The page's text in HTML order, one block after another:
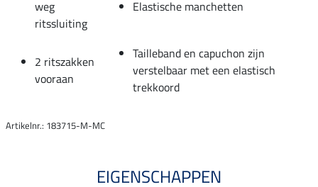
weg
ritssluiting
Elastische manchetten
2 ritszakken
vooraan
Tailleband en capuchon zijn
verstelbaar met een elastisch
trekkoord
Artikelnr.: 183715-M-MC
EIGENSCHAPPEN